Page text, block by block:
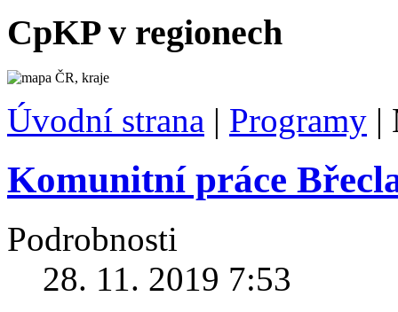
CpKP v regionech
Úvodní strana | Programy |
Komunitní práce
Podrobnosti
28. 11. 2019 7:53